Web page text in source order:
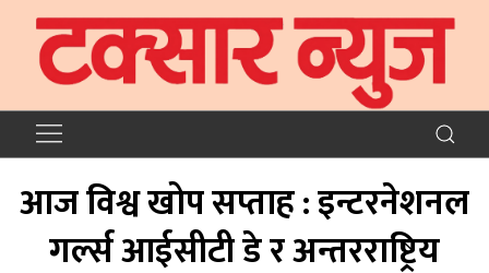
आज विश्व खोप सप्ताह : इन्टरनेशनल
गर्ल्स आईसीटी डे र अन्तरराष्ट्रिय